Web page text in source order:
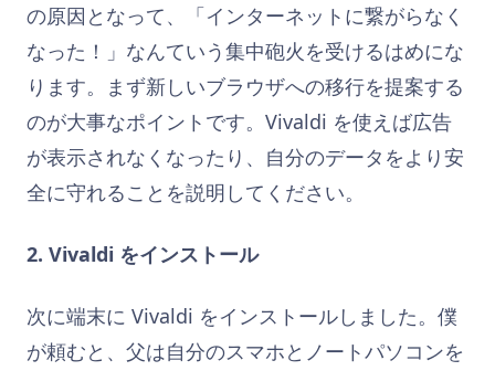
の原因となって、「インターネットに繋がらなく
なった！」なんていう集中砲火を受けるはめにな
ります。まず新しいブラウザへの移行を提案する
のが大事なポイントです。Vivaldi を使えば広告
が表示されなくなったり、自分のデータをより安
全に守れることを説明してください。
2. Vivaldi をインストール
次に端末に Vivaldi をインストールしました。僕
が頼むと、父は自分のスマホとノートパソコンを